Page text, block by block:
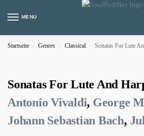
MENU
Startseite / Genres / Classical / Sonatas For Lute
Sonatas For Lute And
Antonio Vivaldi, George
Johann Sebastian Bach,